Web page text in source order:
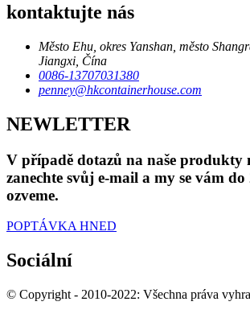
kontaktujte nás
Město Ehu, okres Yanshan, město
Jiangxi, Čína
0086-13707031380
penney@hkcontainerhouse.com
NEWLETTER
V případě dotazů na naše produkty
zanechte svůj e-mail a my se vám
ozveme.
POPTÁVKA HNED
Sociální
© Copyright - 2010-2022: Všechna práva